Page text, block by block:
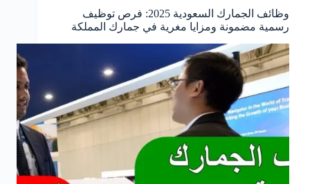
وظائف الجمارك السعودية 2025: فرص توظيف
رسمية مضمونة ومزايا مغرية في جمارك المملكة